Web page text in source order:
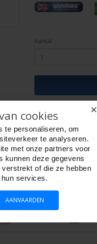
Aantal
✕
cookies
te personaliseren, om
te analyseren.
met onze partners voor
kunnen deze gegevens
of die ze hebben
services.
AANVAARDEN